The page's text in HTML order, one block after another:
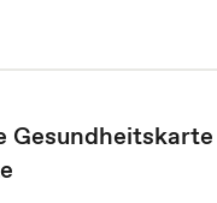
Gesundheitskarte